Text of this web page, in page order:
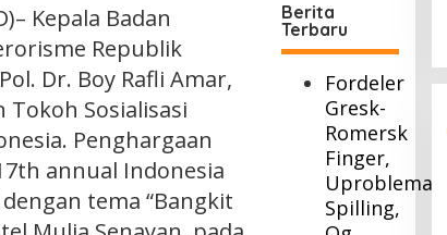
Kepala Badan
Republik
Dr. Boy Rafli Amar,
Sosialisasi
Penghargaan
annual Indonesia
tema “Bangkit
Berita
Terbaru
Fordeler
Gresk-
Romersk
Finger,
Spilling,